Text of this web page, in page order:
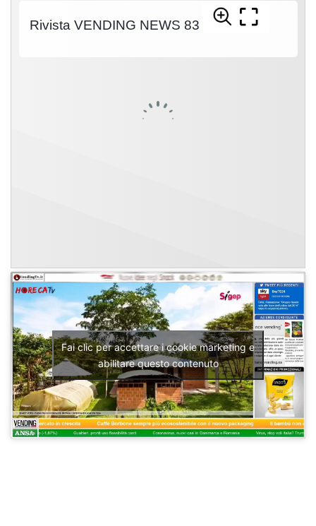
Fai clic per accettare i cookie marketing e
abilitare questo contenuto